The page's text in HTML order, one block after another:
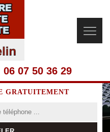
06 07 50 36 29
GRATUITEMENT